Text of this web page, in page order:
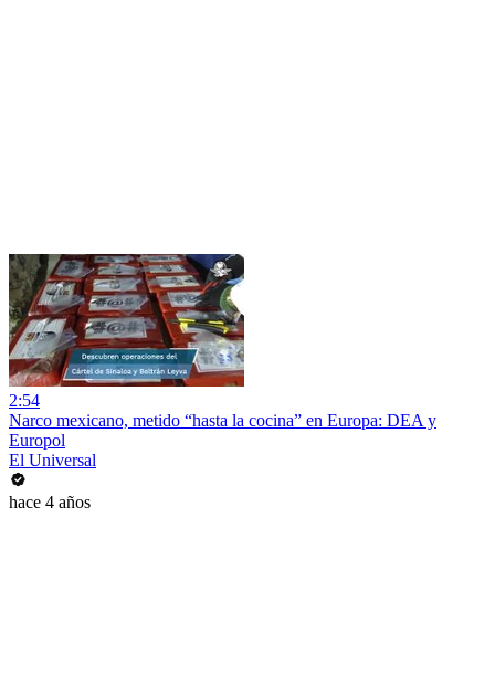
2:54
Narco mexicano, metido “hasta la cocina” en Europa: DEA y
Europol
El Universal
hace 4 años